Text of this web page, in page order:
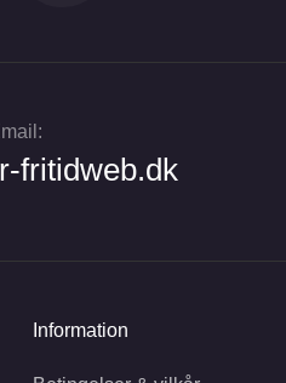
fritidweb.dk
Information